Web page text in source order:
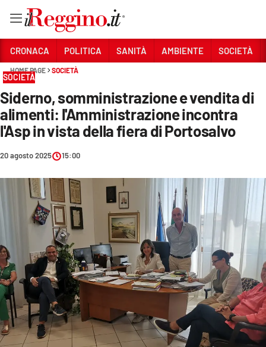
Sezioni
CRONACA
POLITICA
SANITÀ
AMBIENTE
SOCIETÀ
CULTURA
ECONOMIA E LAVORO
EVENTI
SPORT
Streaming
CRONACA POLITICA SANITÀ AMBIENTE SOCIETÀ
HOME PAGE SOCIETÀ
SOCIETÀ
Siderno, somministrazione e vendita di
alimenti: l'Amministrazione incontra
l'Asp in vista della fiera di Portosalvo
20 agosto 2025 15:00